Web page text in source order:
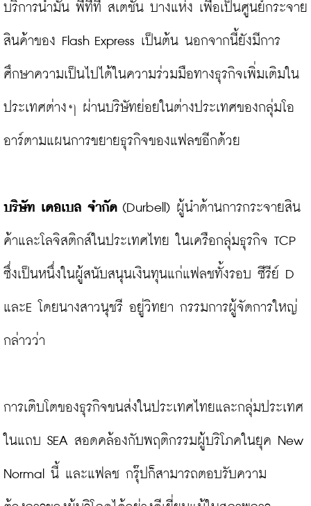
บริการน้ำมัน พีทีที สเตชั่น บางแห่ง เพื่อเป็นศูนย์กระจาย
สินค้าของ Flash Express เป็นต้น นอกจากนี้ยังมีการ
ศึกษาความเป็นไปได้ในความร่วมมือทางธุรกิจเพิ่มเติมใน
ประเทศต่างๆ ผ่านบริษัทย่อยในต่างประเทศของกลุ่มโอ
อาร์ตามแผนการขยายธุรกิจของแฟลชอีกด้วย
บริษัท เดอเบล จำกัด (Durbell) ผู้นำด้านการกระจายสิน
ค้าและโลจิสติกส์ในประเทศไทย ในเครือกลุ่มธุรกิจ TCP
ซึ่งเป็นหนึ่งในผู้สนับสนุนเงินทุนแก่แฟลชทั้งรอบ ซีรีย์ D
และE โดยนางสาวนุชรี อยู่วิทยา กรรมการผู้จัดการใหญ่
กล่าวว่า
การเติบโตของธุรกิจขนส่งในประเทศไทยและกลุ่มประเทศ
ในแถบ SEA สอดคล้องกับพฤติกรรมผู้บริโภคในยุค New
Normal นี้ และแฟลช กรุ๊ปก็สามารถตอบรับความ